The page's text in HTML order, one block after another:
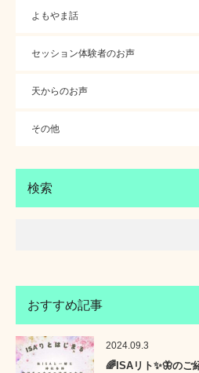
よもやま話
セッション体験者のお声
天からのお声
その他
検索
おすすめ記事
2024.09.3
🌈ISAリト✨🦋のご